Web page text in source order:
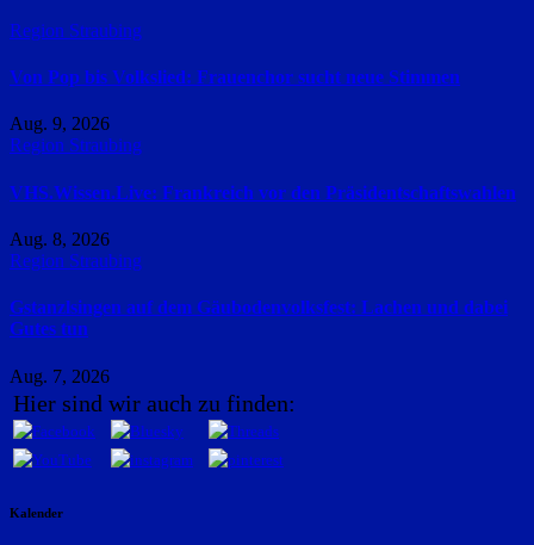
Region Straubing
Von Pop bis Volkslied: Frauenchor sucht neue Stimmen
Aug. 9, 2026
Region Straubing
VHS.Wissen.Live: Frankreich vor den Präsidentschaftswahlen
Aug. 8, 2026
Region Straubing
Gstanzlsingen auf dem Gäubodenvolksfest: Lachen und dabei
Gutes tun
Aug. 7, 2026
Hier sind wir auch zu finden:
Kalender